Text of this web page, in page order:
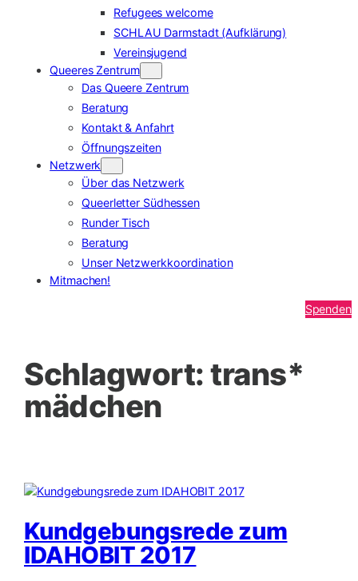
Refugees welcome
SCHLAU Darmstadt (Aufklärung)
Vereinsjugend
Queeres Zentrum
Das Queere Zentrum
Beratung
Kontakt & Anfahrt
Öffnungszeiten
Netzwerk
Über das Netzwerk
Queerletter Südhessen
Runder Tisch
Beratung
Unser Netzwerkkoordination
Mitmachen!
Spenden
Schlagwort:trans*
mädchen
Kundgebungsrede zum
IDAHOBIT 2017